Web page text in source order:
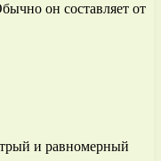
он составляет от
и равномерный